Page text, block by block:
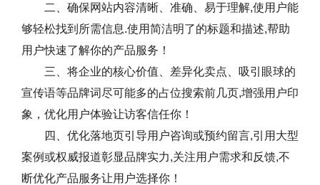
二、确保网站内容清晰、准确、易于理解,使用户能
够轻松找到所需信息.使用简洁明了的标题和描述,帮助
用户快速了解你的产品服务！
三、将企业的核心价值、差异化卖点、吸引眼球的
宣传语等品牌词尽可能多的占位搜索前几页,增强用户印
象，优化用户体验让访客信任你！
四、优化落地页引导用户咨询或预约留言,引用大型
案例或权威报道彰显品牌实力,关注用户需求和反馈,不
断优化产品服务让用户选择你！